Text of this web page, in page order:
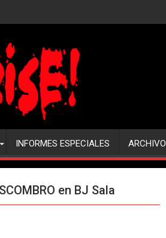
INFORMES ESPECIALES ARCHIVO
en BJ Sala